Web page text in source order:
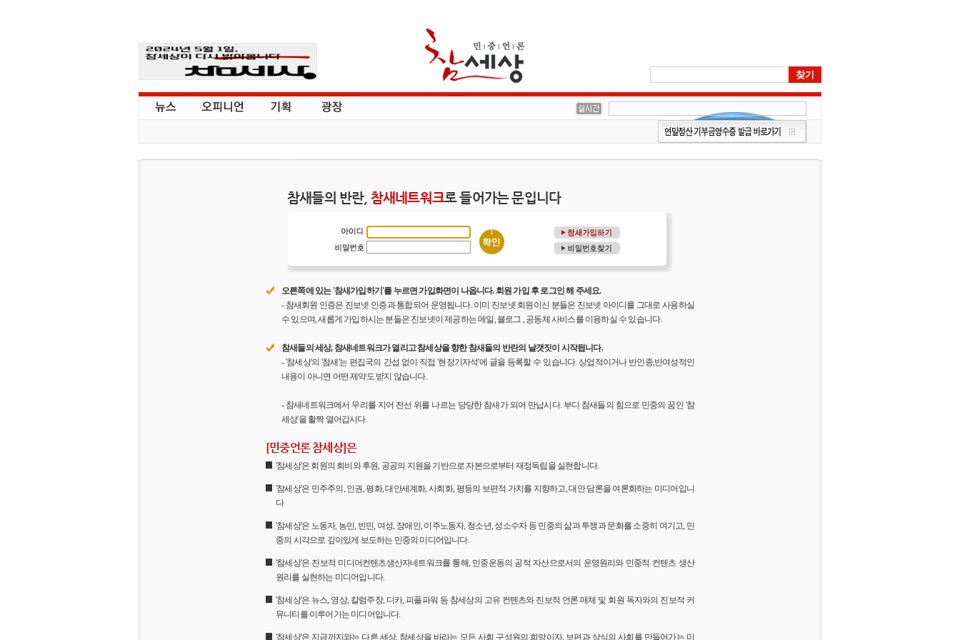
참새들의 반란, 참새네트워크로 들어가는 문입니다
오른쪽에 있는 '참새가입하기'를 누르면 가입화면이 나옵니다. 회원 가입 후 로그인 해 주세요.
- 참새회원 인증은 진보넷 인증과 통합되어 운영됩니다. 이미 진보넷 회원이신 분들은 진보넷 아이디를 그대로 사용하실
수 있으며, 새롭게 가입하시는 분들은 진보넷이 제공하는 메일, 블로그 , 공동체 사비스를 이용하실 수 있습니다.
참새들의 세상, 참새네트워크가 열리고 참세상을 향한 참새들의 반란의 날갯짓이 시작됩니다.
- '참세상'의 '참새'는 편집국의 간섭 없이 직접 '현장기자석'에 글을 등록할 수 있습니다. 상업적이거나 반인종,반여성적인
내용이 아니면 어떤 제약도 받지 않습니다.
- 참새네트워크에서 무리를 지어 전선 위를 나르는 당당한 참새가 되어 만납시다. 부디 참새들의 힘으로 민중의 꿈인 '참
세상'을 활짝 열어갑시다.
[민중언론 참세상]은
'참세상'은 회원의 회비와 후원, 공공의 지원을 기반으로 자본으로부터 재정독립을 실현합니다.
'참세상'은 민주주의, 인권, 평화, 대안세계화, 사회화, 평등의 보편적 가치를 지향하고, 대안 담론을 여론화하는 미디어입니
다
'참세상'은 노동자, 농민, 빈민, 여성, 장애인, 이주노동자, 청소년, 성소수자 등 민중의 삶과 투쟁과 문화를 소중히 여기고, 민
중의 시각으로 깊이있게 보도하는 민중의 미디어입니다.
'참세상'은 진보적 미디어컨텐츠생산자네트워크를 통해, 민중운동의 공적 자산으로서의 운영원리와 민중적 컨텐츠 생산
원리를 실현하는 미디어입니다.
'참세상'은 뉴스, 영상, 칼럼주장, 디카, 피플파워 등 참세상의 고유 컨텐츠와 진보적 언론 매체 및 회원 독자와의 진보적 커
뮤니티를 이루어가는 미디어입니다.
'참세상'은 지금까지와는 다른 세상, 참세상을 바라는 모든 사회 구성원의 희망이자, 보편과 상식의 사회를 만들어가는 미